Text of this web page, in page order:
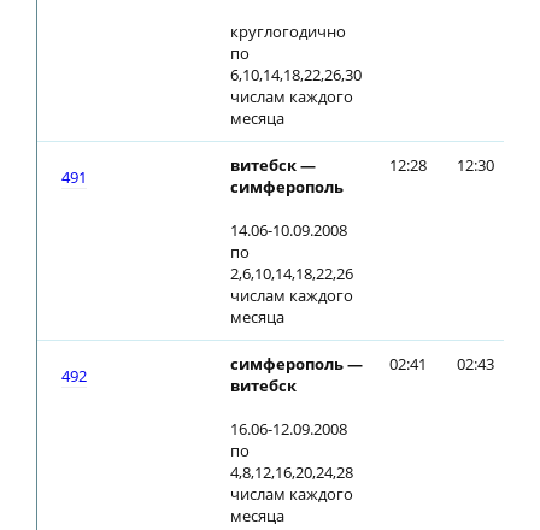
круглогодично
по
6,10,14,18,22,26,30
числам каждого
месяца
491
витебск —
симферополь
14.06-10.09.2008
по
2,6,10,14,18,22,26
числам каждого
месяца
12:28 12:30
492
симферополь —
витебск
16.06-12.09.2008
по
4,8,12,16,20,24,28
числам каждого
месяца
02:41 02:43